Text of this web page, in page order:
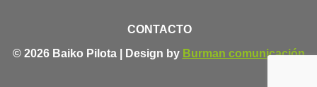
CONTACTO
© 2026 Baiko Pilota | Design by Burman comunicación